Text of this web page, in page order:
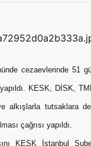
cezaevlerinde 51
KESK, DİSK,
alkışlarla tutsaklara
çağrısı yapıldı.
KESK İstanbul